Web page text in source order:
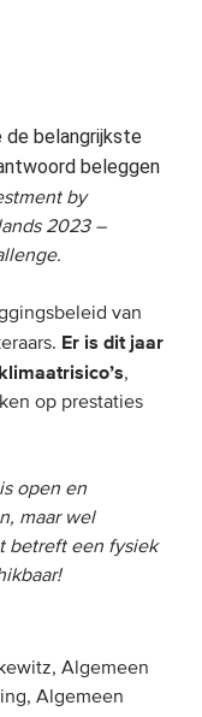
de belangrijkste
beleggen
by
2023 –
van
Er is dit jaar
,
op prestaties
open en
maar wel
betreft een fysiek
Algemeen
Algemeen